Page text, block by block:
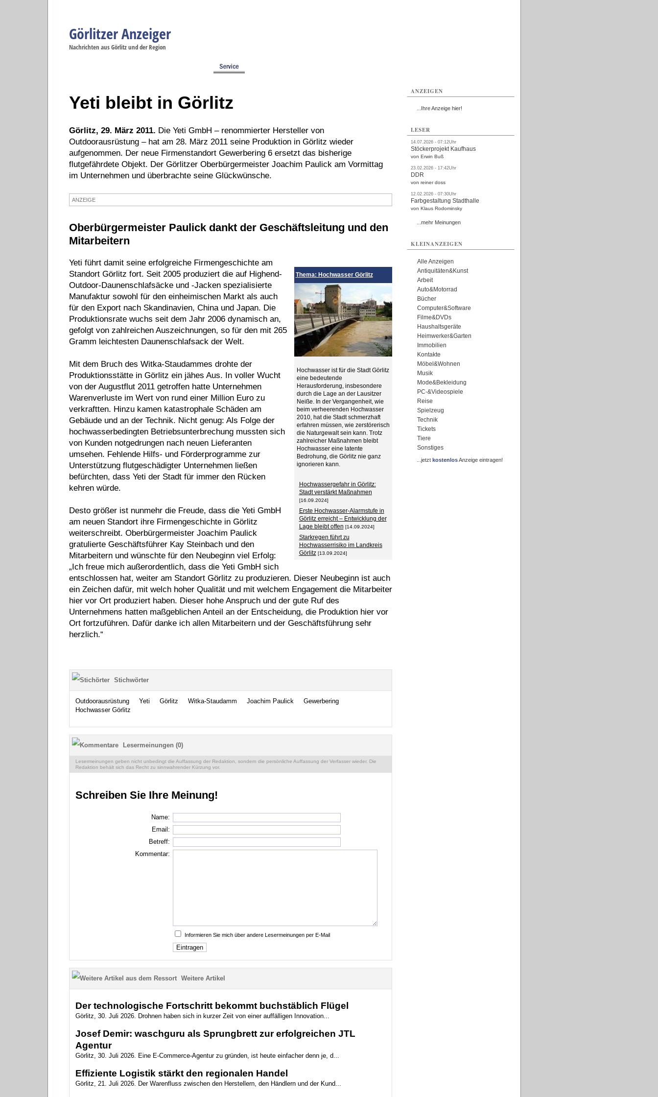
Görlitzer Anzeiger
Nachrichten aus Görlitz und der Region
Yeti bleibt in Görlitz
Görlitz, 29. März 2011. Die Yeti GmbH – renommierter Hersteller von
Outdoorausrüstung – hat am 28. März 2011 seine Produktion in Görlitz wieder
aufgenommen. Der neue Firmenstandort Gewerbering 6 ersetzt das bisherige
flutgefährdete Objekt. Der Görlitzer Oberbürgermeister Joachim Paulick am Vormittag
im Unternehmen und überbrachte seine Glückwünsche.
ANZEIGE
Oberbürgermeister Paulick dankt der Geschäftsleitung und den
Mitarbeitern
Thema: Hochwasser Görlitz
Hochwasser ist für die Stadt Görlitz
eine bedeutende
Herausforderung, insbesondere
durch die Lage an der Lausitzer
Neiße. In der Vergangenheit, wie
beim verheerenden Hochwasser
2010, hat die Stadt schmerzhaft
erfahren müssen, wie zerstörerisch
die Naturgewalt sein kann. Trotz
zahlreicher Maßnahmen bleibt
Hochwasser eine latente
Bedrohung, die Görlitz nie ganz
ignorieren kann.
Hochwassergefahr in Görlitz:
Stadt verstärkt Maßnahmen
[16.09.2024]
Erste Hochwasser-Alarmstufe in
Görlitz erreicht – Entwicklung der
Lage bleibt offen [14.09.2024]
Starkregen führt zu
Hochwasserrisiko im Landkreis
Görlitz [13.09.2024]
Yeti führt damit seine erfolgreiche Firmengeschichte am
Standort Görlitz fort. Seit 2005 produziert die auf Highend-
Outdoor-Daunenschlafsäcke und -Jacken spezialisierte
Manufaktur sowohl für den einheimischen Markt als auch
für den Export nach Skandinavien, China und Japan. Die
Produktionsrate wuchs seit dem Jahr 2006 dynamisch an,
gefolgt von zahlreichen Auszeichnungen, so für den mit 265
Gramm leichtesten Daunenschlafsack der Welt.
Mit dem Bruch des Witka-Staudammes drohte der
Produktionsstätte in Görlitz ein jähes Aus. In voller Wucht
von der Augustflut 2011 getroffen hatte Unternehmen
Warenverluste im Wert von rund einer Million Euro zu
verkraftten. Hinzu kamen katastrophale Schäden am
Gebäude und an der Technik. Nicht genug: Als Folge der
hochwasserbedingten Betriebsunterbrechung mussten sich
von Kunden notgedrungen nach neuen Lieferanten
umsehen. Fehlende Hilfs- und Förderprogramme zur
Unterstützung flutgeschädigter Unternehmen ließen
befürchten, dass Yeti der Stadt für immer den Rücken
kehren würde.
Desto größer ist nunmehr die Freude, dass die Yeti GmbH
am neuen Standort ihre Firmengeschichte in Görlitz
weiterschreibt. Oberbürgermeister Joachim Paulick
gratulierte Geschäftsführer Kay Steinbach und den
Mitarbeitern und wünschte für den Neubeginn viel Erfolg:
„Ich freue mich außerordentlich, dass die Yeti GmbH sich
entschlossen hat, weiter am Standort Görlitz zu produzieren. Dieser Neubeginn ist auch
ein Zeichen dafür, mit welch hoher Qualität und mit welchem Engagement die Mitarbeiter
hier vor Ort produziert haben. Dieser hohe Anspruch und der gute Ruf des
Unternehmens hatten maßgeblichen Anteil an der Entscheidung, die Produktion hier vor
Ort fortzuführen. Dafür danke ich allen Mitarbeitern und der Geschäftsführung sehr
herzlich.“
Stichwörter
Outdoorausrüstung Yeti Görlitz Witka-Staudamm Joachim Paulick
Gewerbering
Hochwasser Görlitz
Lesermeinungen (0)
Lesermeinungen geben nicht unbedingt die Auffassung der Redaktion, sondern die persönliche Auffassung der Verfasser wieder. Die
Redaktion behält sich das Recht zu sinnwahrender Kürzung vor.
Schreiben Sie Ihre Meinung!
Name:
Email:
Betreff:
Kommentar:
Informieren Sie mich über andere Lesermeinungen per E-Mail
Weitere Artikel
Der technologische Fortschritt bekommt buchstäblich Flügel
Görlitz, 30. Juli 2026. Drohnen haben sich in kurzer Zeit von einer auffälligen Innovation...
Josef Demir: waschguru als Sprungbrett zur erfolgreichen JTL
Agentur
Görlitz, 30. Juli 2026. Eine E-Commerce-Agentur zu gründen, ist heute einfacher denn je, d...
Effiziente Logistik stärkt den regionalen Handel
Görlitz, 21. Juli 2026. Der Warenfluss zwischen den Herstellern, den Händlern und der Kund...
ANZEIGEN
...Ihre Anzeige hier!
LESER
14.07.2026 - 07:12Uhr
Stöckerprojekt Kaufhaus
von Erwin Buß
23.02.2026 - 17:42Uhr
DDR
von reiner doss
12.02.2026 - 07:30Uhr
Farbgestaltung Stadthalle
von Klaus Rodominsky
...mehr Meinungen
KLEINANZEIGEN
Alle Anzeigen
Antiquitäten&Kunst
Arbeit
Auto&Motorrad
Bücher
Computer&Software
Filme&DVDs
Haushaltsgeräte
Heimwerker&Garten
Immobilien
Kontakte
Möbel&Wohnen
Musik
Mode&Bekleidung
PC-&Videospiele
Reise
Spielzeug
Technik
Tickets
Tiere
Sonstiges
...jetzt kostenlosAnzeige eintragen!